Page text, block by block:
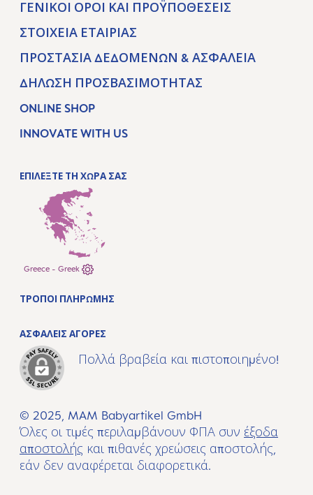
ΓΕΝΙΚΟΊ ΌΡΟΙ ΚΑΙ ΠΡΟΫΠΟΘΈΣΕΙΣ
ΣΤΟΙΧΕΊΑ ΕΤΑΙΡΊΑΣ
ΠΡΟΣΤΑΣΊΑ ΔΕΔΟΜΈΝΩΝ & ΑΣΦΆΛΕΙΑ
ΔΉΛΩΣΗ ΠΡΟΣΒΑΣΙΜΌΤΗΤΑΣ
ONLINE SHOP
INNOVATE WITH US
ΕΠΙΛΕΞΤΕ ΤΗ ΧΩΡΑ ΣΑΣ
Greece - Greek
© 2025, MAM Babyartikel GmbH
Όλες οι τιμές περιλαμβάνουν ΦΠΑ συν έξοδα
αποστολής και πιθανές χρεώσεις αποστολής,
εάν δεν αναφέρεται διαφορετικά.
ΑΣΦΑΛΕΊΣ ΑΓΟΡΈΣ
Πολλά βραβεία και πιστοποιημένο!
ΤΡΌΠΟΙ ΠΛΗΡΩΜΉΣ